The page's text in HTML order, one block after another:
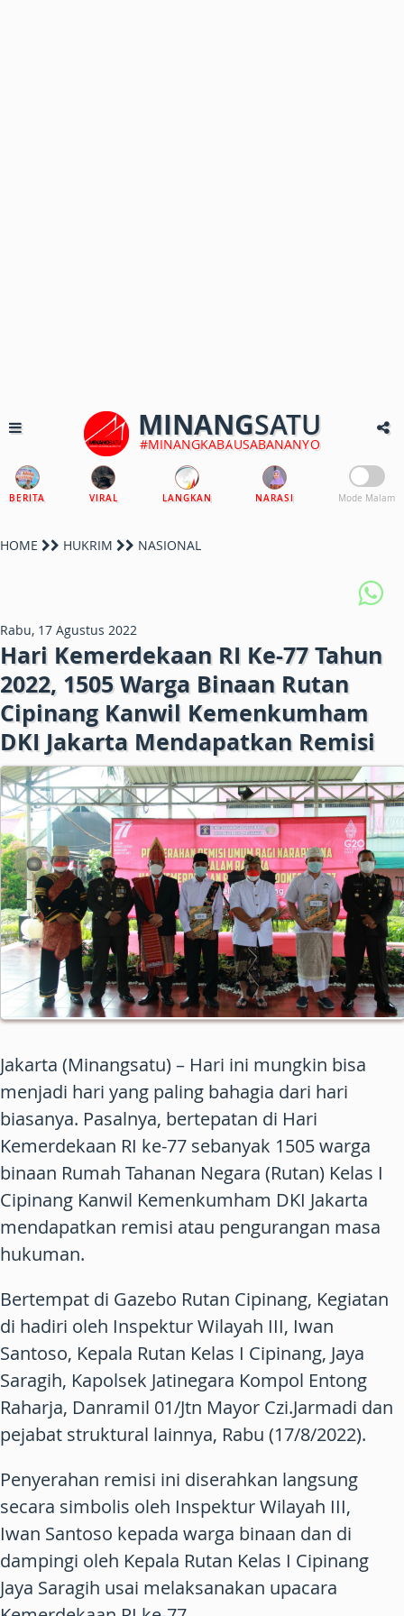
MINANGSATU
#MINANGKABAUSABANANYO
BERITA VIRAL LANGKAN NARASI Mode Malam
HOME HUKRIM NASIONAL
Rabu, 17 Agustus 2022
Hari Kemerdekaan RI Ke-77 Tahun
2022, 1505 Warga Binaan Rutan
Cipinang Kanwil Kemenkumham
DKI Jakarta Mendapatkan Remisi
Jakarta (Minangsatu) – Hari ini mungkin bisa
menjadi hari yang paling bahagia dari hari
biasanya. Pasalnya, bertepatan di Hari
Kemerdekaan RI ke-77 sebanyak 1505 warga
binaan Rumah Tahanan Negara (Rutan) Kelas I
Cipinang Kanwil Kemenkumham DKI Jakarta
mendapatkan remisi atau pengurangan masa
hukuman.
Bertempat di Gazebo Rutan Cipinang, Kegiatan
di hadiri oleh Inspektur Wilayah III, Iwan
Santoso, Kepala Rutan Kelas I Cipinang, Jaya
Saragih, Kapolsek Jatinegara Kompol Entong
Raharja, Danramil 01/Jtn Mayor Czi.Jarmadi dan
pejabat struktural lainnya, Rabu (17/8/2022).
Penyerahan remisi ini diserahkan langsung
secara simbolis oleh Inspektur Wilayah III,
Iwan Santoso kepada warga binaan dan di
dampingi oleh Kepala Rutan Kelas I Cipinang
Jaya Saragih usai melaksanakan upacara